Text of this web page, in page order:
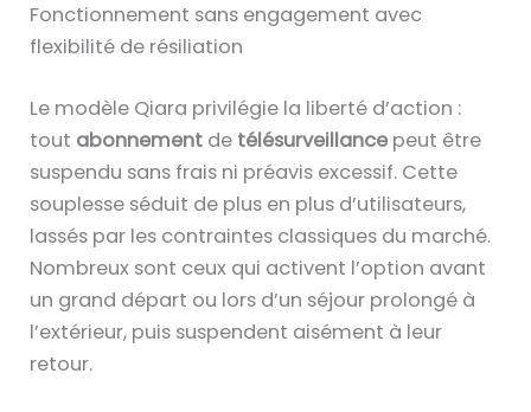
Fonctionnement sans engagement avec
flexibilité de résiliation
Le modèle Qiara privilégie la liberté d’action :
tout abonnement de télésurveillance peut être
suspendu sans frais ni préavis excessif. Cette
souplesse séduit de plus en plus d’utilisateurs,
lassés par les contraintes classiques du marché.
Nombreux sont ceux qui activent l’option avant
un grand départ ou lors d’un séjour prolongé à
l’extérieur, puis suspendent aisément à leur
retour.